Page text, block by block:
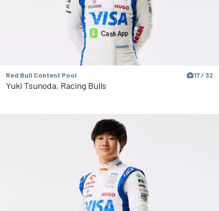
Red Bull Content Pool 17 / 32
Yuki Tsunoda, Racing Bulls